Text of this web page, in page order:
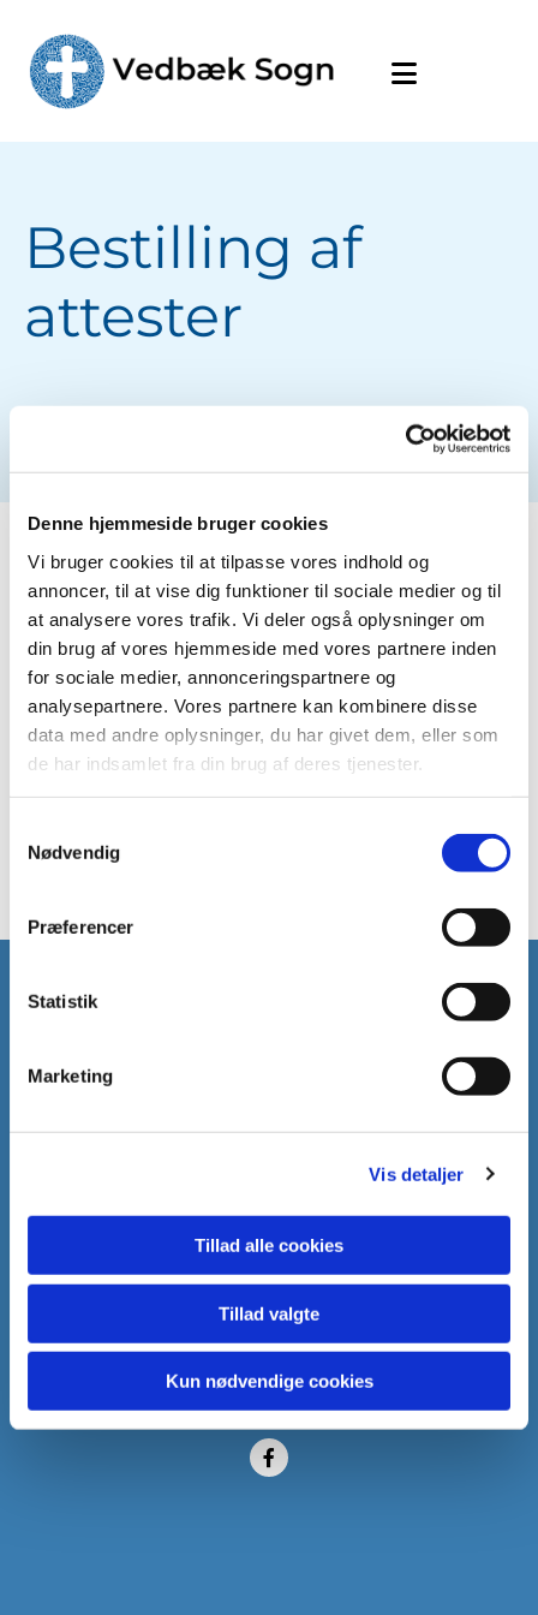
Denne hjemmeside bruger cookies
Vi bruger cookies til at tilpasse vores indhold og
annoncer, til at vise dig funktioner til sociale medier og til
at analysere vores trafik. Vi deler også oplysninger om
din brug af vores hjemmeside med vores partnere inden
for sociale medier, annonceringspartnere og
analysepartnere. Vores partnere kan kombinere disse
data med andre oplysninger, du har givet dem, eller som
de har indsamlet fra din brug af deres tjenester.
Nødvendig
Præferencer
Statistik
Marketing
Vis detaljer
Tillad alle cookies
Tillad valgte
Kun nødvendige cookies
Bestilling af
attester
Bestilling af attester:
Attester kan bestilles via www.borger.dk ved brug
af MitID.
Alternativt kan man henvende sig personligt på et
hvilket som helst kirkekontor og ved fremvisning af
billedlegitimation få udleveret en attest på sig selv
Vedbæk Kirkekontor
Vedbæk Stationsvej 9